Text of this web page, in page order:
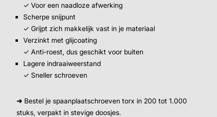
✓ Voor een naadloze afwerking
Scherpe snijpunt
✓ Grijpt zich makkelijk vast in je materiaal
Verzinkt met glijcoating
✓ Anti-roest, dus geschikt voor buiten
Lagere indraaiweerstand
✓ Sneller schroeven
➜ Bestel je spaanplaatschroeven torx in 200 tot 1.000
stuks, verpakt in stevige doosjes.